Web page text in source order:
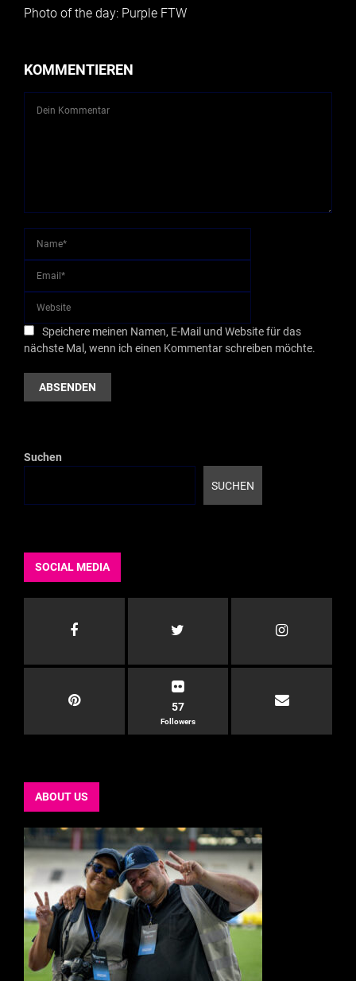
Photo of the day: Purple FTW
KOMMENTIEREN
Speichere meinen Namen, E-Mail und Website für das
nächste Mal, wenn ich einen Kommentar schreiben möchte.
Suchen
SUCHEN
SOCIAL MEDIA
57
Followers
ABOUT US